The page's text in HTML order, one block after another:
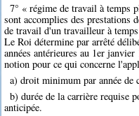
7° « régime de travail à temps
sont accomplies des prestations
de travail d'un travailleur à
Le Roi détermine par arrêté
années antérieures au 1er
notion pour ce qui concerne
a) droit minimum par année de
b) durée de la carrière requise
anticipée.